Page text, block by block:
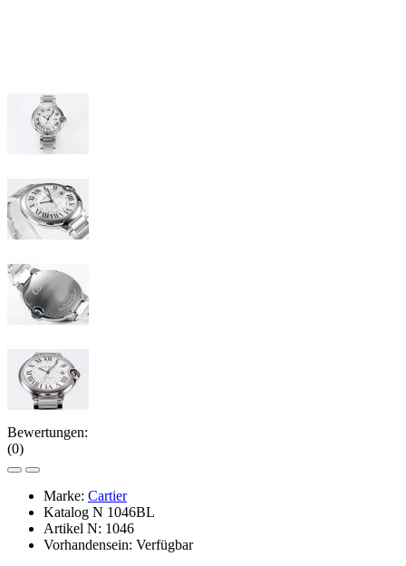
Bewertungen:
(0)
Marke: Cartier
Katalog N 1046BL
Artikel N: 1046
Vorhandensein: Verfügbar